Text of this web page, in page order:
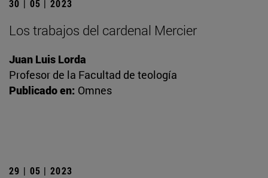
30 | 05 | 2023
Los trabajos del cardenal Mercier
Juan Luis Lorda
Profesor de la Facultad de teología
Publicado en: Omnes
29 | 05 | 2023